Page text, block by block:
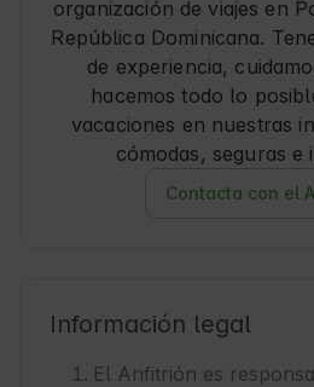
organización de viajes en
República Dominicana.
de experiencia,
hacemos todo lo
vacaciones en nuestras
cómodas, seguras e
Contacta con el
Información legal
El Anfitrión es